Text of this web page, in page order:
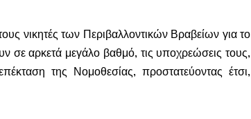
νικητές των Περιβαλλοντικών Βραβείων για το
σε αρκετά μεγάλο βαθμό, τις υποχρεώσεις τους,
της Νομοθεσίας, προστατεύοντας έτσι,